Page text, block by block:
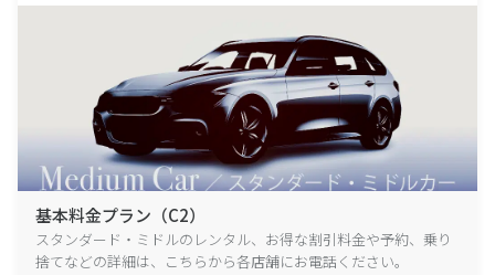
基本料金プラン（C2）
スタンダード・ミドルのレンタル、お得な割引料金や予約、乗り
捨てなどの詳細は、こちらから各店舗にお電話ください。